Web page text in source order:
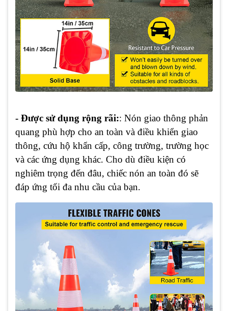
- Được sử dụng rộng rãi:: Nón giao thông phản
quang phù hợp cho an toàn và điều khiển giao
thông, cứu hộ khẩn cấp, công trường, trường học
và các ứng dụng khác. Cho dù điều kiện có
nghiêm trọng đến đâu, chiếc nón an toàn đó sẽ
đáp ứng tối đa nhu cầu của bạn.